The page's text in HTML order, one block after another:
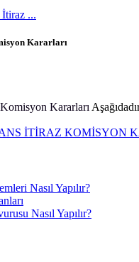
İtiraz ...
Kararları
Kararları
İTİRAZ KOMİSYON
Nasıl Yapılır?
Nasıl Yapılır?